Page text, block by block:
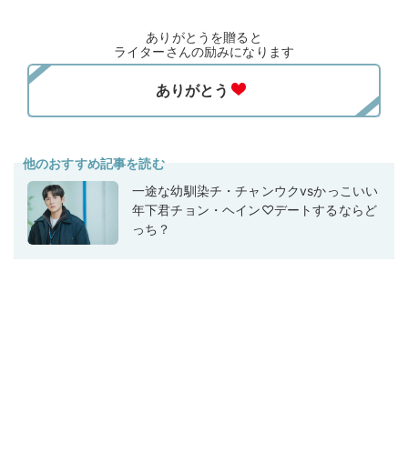
ありがとうを贈ると
ライターさんの励みになります
他のおすすめ記事を読む
一途な幼馴染チ・チャンウクvsかっこいい
年下君チョン・ヘイン♡デートするならど
っち？